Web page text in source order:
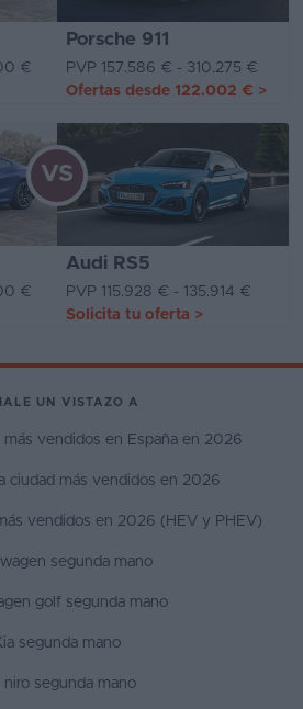
Porsche 911
€
PVP 157.586 € - 310.275 €
Ofertas desde 122.002 € >
Audi RS5
VS
€
PVP 115.928 € - 135.914 €
Solicita tu oferta >
UN VISTAZO A
más vendidos en España en 2026
ciudad más vendidos en 2026
vendidos en 2026 (HEV y PHEV)
segunda mano
golf segunda mano
segunda mano
niro segunda mano